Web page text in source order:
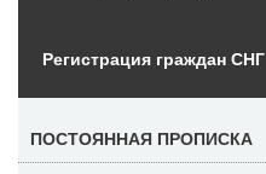
Регистрация граждан СНГ
ПОСТОЯННАЯ ПРОПИСКА